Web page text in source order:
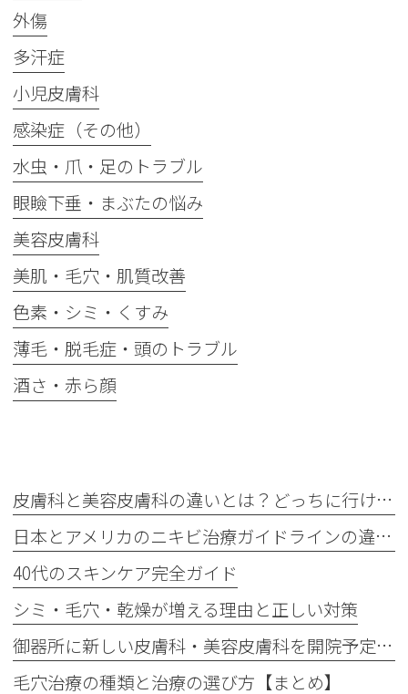
外傷
多汗症
小児皮膚科
感染症（その他）
水虫・爪・足のトラブル
眼瞼下垂・まぶたの悩み
美容皮膚科
美肌・毛穴・肌質改善
色素・シミ・くすみ
薄毛・脱毛症・頭のトラブル
酒さ・赤ら顔
皮膚科と美容皮膚科の違いとは？どっちに行けばいい？
日本とアメリカのニキビ治療ガイドラインの違い｜保険診療ではできない治療と自費治療の選択肢
40代のスキンケア完全ガイド
シミ・毛穴・乾燥が増える理由と正しい対策
御器所に新しい皮膚科・美容皮膚科を開院予定です（2027年秋）
毛穴治療の種類と治療の選び方【まとめ】